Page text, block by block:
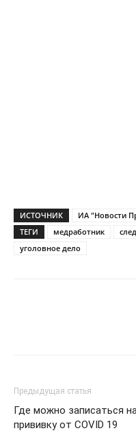
ИСТОЧНИК
ИА "Новости
ТЕГИ
медработник
уголовное дело
Предыдущая статья
Где можно записаться
прививку от COVID 19